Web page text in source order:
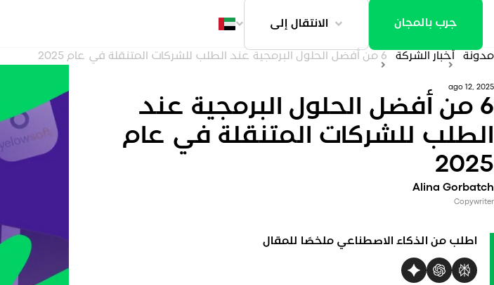
جرب بالمجان
مدونة أخبار الشركة 6 من أفضل الحلول البرمجية عند الطلب للشركات المتنقلة في عام 2025
ago 12, 2025
6 من أفضل الحلول البرمجية عند
الطلب للشركات المتنقلة في عام
2025
Alina Gorbatch
Copywriter
اطلب من الذكاء الاصطناعي ملخصًا للمقال